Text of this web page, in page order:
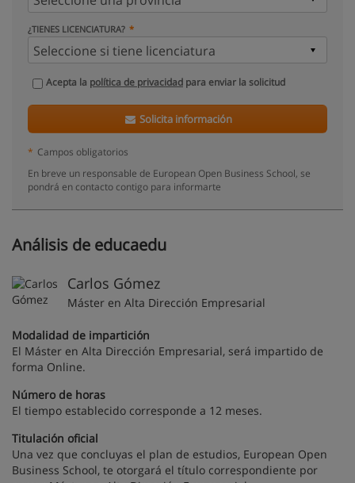
¿TIENES LICENCIATURA?
Acepta la política de privacidad para enviar la solicitud
Solicita información
* Campos obligatorios
En breve un responsable de European Open Business School, se
pondrá en contacto contigo para informarte
Análisis de educaedu
Carlos Gómez
Máster en Alta Dirección Empresarial
Modalidad de impartición
El Máster en Alta Dirección Empresarial, será impartido de
forma Online.
Número de horas
El tiempo establecido corresponde a 12 meses.
Titulación oficial
Una vez que concluyas el plan de estudios, European Open
Business School, te otorgará el título correspondiente por